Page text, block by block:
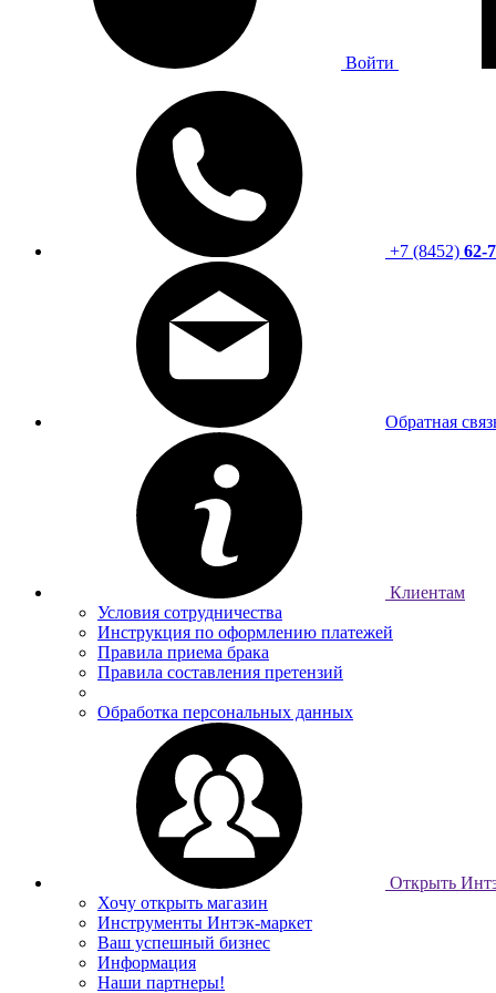
Войти
+7 (8452) 62-
Обратная
Клиентам
Условия сотрудничества
Инструкция по оформлению платежей
Правила приема брака
Правила составления претензий
Обработка персональных данных
Открыть
Хочу открыть магазин
Инструменты Интэк-маркет
Ваш успешный бизнес
Информация
Наши партнеры!